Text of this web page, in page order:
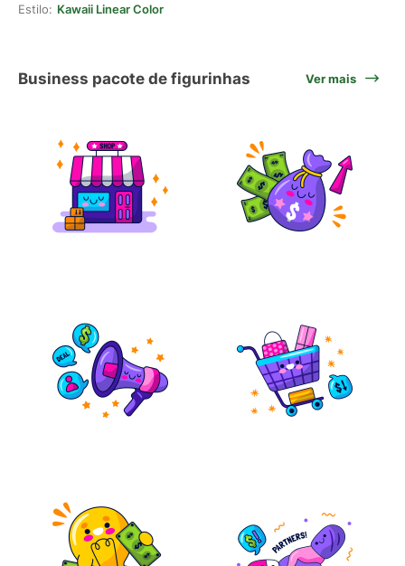
Estilo: Kawaii Linear Color
Business pacote de figurinhas Ver mais